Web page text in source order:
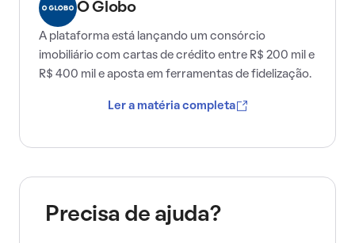
O Globo
A plataforma está lançando um consórcio
imobiliário com cartas de crédito entre R$ 200 mil e
R$ 400 mil e aposta em ferramentas de fidelização.
Ler a matéria completa
Precisa de ajuda?